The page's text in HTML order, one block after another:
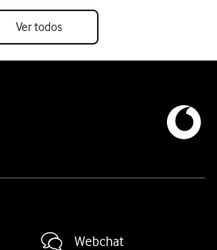
Ver todos
Webchat